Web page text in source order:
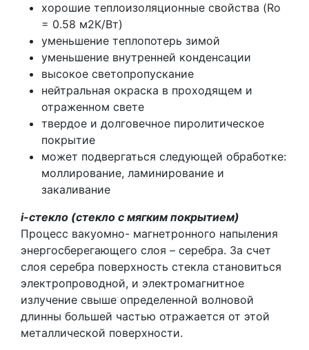
хорошие теплоизоляционные свойства (Ro
= 0.58 м2К/Вт)
уменьшение теплопотерь зимой
уменьшение внутренней конденсации
высокое светопропускание
нейтральная окраска в проходящем и
отраженном свете
твердое и долговечное пиролитическое
покрытие
может подвергаться следующей обработке:
моллирование, ламинирование и
закаливание
i-стекло (стекло с мягким покрытием)
Процесс вакуомно- магнетронного напыления
энергосберегающего слоя – серебра. За счет
слоя серебра поверхность стекла становиться
электропроводной, и электромагнитное
излучение свыше определенной волновой
длинны большей частью отражается от этой
металлической поверхности.